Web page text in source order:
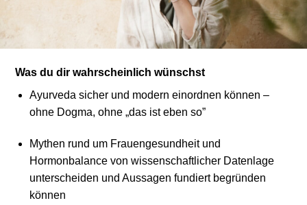
Was du dir wahrscheinlich wünschst
Ayurveda sicher und modern einordnen können –
ohne Dogma, ohne „das ist eben so”
Mythen rund um Frauengesundheit und
Hormonbalance von wissenschaftlicher Datenlage
unterscheiden und Aussagen fundiert begründen
können